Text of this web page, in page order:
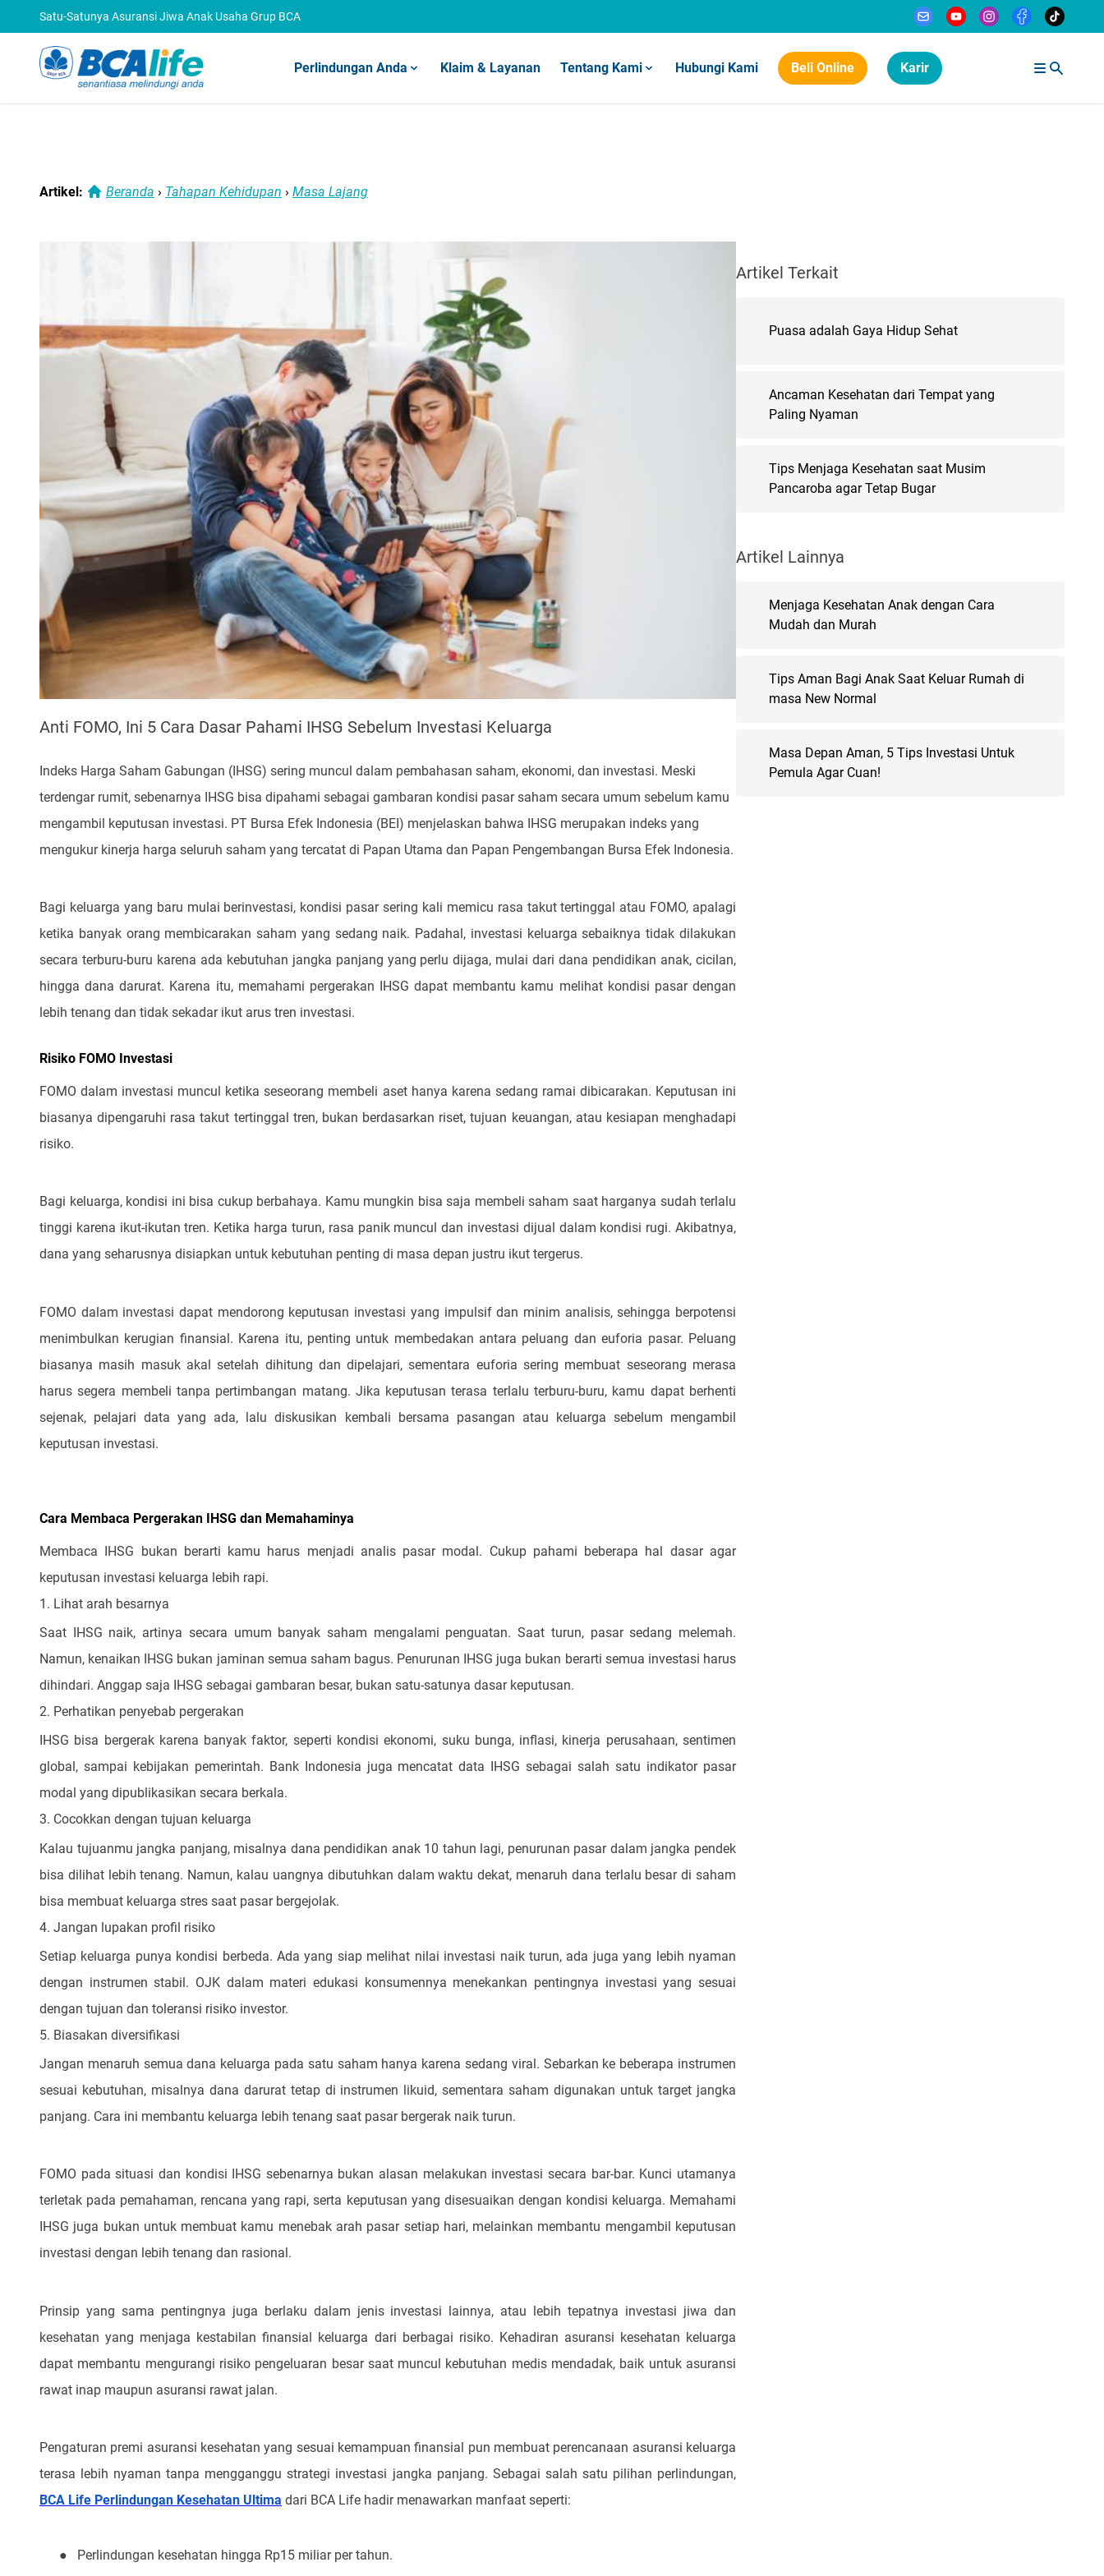
Satu-Satunya Asuransi Jiwa Anak Usaha Grup BCA
Perlindungan Anda Klaim & Layanan Tentang Kami Hubungi Kami Beli Online Karir
Artikel: Beranda › Tahapan Kehidupan › Masa Lajang
Anti FOMO, Ini 5 Cara Dasar Pahami IHSG Sebelum Investasi Keluarga
Indeks Harga Saham Gabungan (IHSG) sering muncul dalam pembahasan saham, ekonomi, dan investasi. Meski
terdengar rumit, sebenarnya IHSG bisa dipahami sebagai gambaran kondisi pasar saham secara umum sebelum kamu
mengambil keputusan investasi. PT Bursa Efek Indonesia (BEI) menjelaskan bahwa IHSG merupakan indeks yang
mengukur kinerja harga seluruh saham yang tercatat di Papan Utama dan Papan Pengembangan Bursa Efek Indonesia.
Bagi keluarga yang baru mulai berinvestasi, kondisi pasar sering kali memicu rasa takut tertinggal atau FOMO, apalagi
ketika banyak orang membicarakan saham yang sedang naik. Padahal, investasi keluarga sebaiknya tidak dilakukan
secara terburu-buru karena ada kebutuhan jangka panjang yang perlu dijaga, mulai dari dana pendidikan anak, cicilan,
hingga dana darurat. Karena itu, memahami pergerakan IHSG dapat membantu kamu melihat kondisi pasar dengan
lebih tenang dan tidak sekadar ikut arus tren investasi.
Risiko FOMO Investasi
FOMO dalam investasi muncul ketika seseorang membeli aset hanya karena sedang ramai dibicarakan. Keputusan ini
biasanya dipengaruhi rasa takut tertinggal tren, bukan berdasarkan riset, tujuan keuangan, atau kesiapan menghadapi
risiko.
Bagi keluarga, kondisi ini bisa cukup berbahaya. Kamu mungkin bisa saja membeli saham saat harganya sudah terlalu
tinggi karena ikut-ikutan tren. Ketika harga turun, rasa panik muncul dan investasi dijual dalam kondisi rugi. Akibatnya,
dana yang seharusnya disiapkan untuk kebutuhan penting di masa depan justru ikut tergerus.
FOMO dalam investasi dapat mendorong keputusan investasi yang impulsif dan minim analisis, sehingga berpotensi
menimbulkan kerugian finansial. Karena itu, penting untuk membedakan antara peluang dan euforia pasar. Peluang
biasanya masih masuk akal setelah dihitung dan dipelajari, sementara euforia sering membuat seseorang merasa
harus segera membeli tanpa pertimbangan matang. Jika keputusan terasa terlalu terburu-buru, kamu dapat berhenti
sejenak, pelajari data yang ada, lalu diskusikan kembali bersama pasangan atau keluarga sebelum mengambil
keputusan investasi.
Cara Membaca Pergerakan IHSG dan Memahaminya
Membaca IHSG bukan berarti kamu harus menjadi analis pasar modal. Cukup pahami beberapa hal dasar agar
keputusan investasi keluarga lebih rapi.
1. Lihat arah besarnya
Saat IHSG naik, artinya secara umum banyak saham mengalami penguatan. Saat turun, pasar sedang melemah.
Namun, kenaikan IHSG bukan jaminan semua saham bagus. Penurunan IHSG juga bukan berarti semua investasi harus
dihindari. Anggap saja IHSG sebagai gambaran besar, bukan satu-satunya dasar keputusan.
2. Perhatikan penyebab pergerakan
IHSG bisa bergerak karena banyak faktor, seperti kondisi ekonomi, suku bunga, inflasi, kinerja perusahaan, sentimen
global, sampai kebijakan pemerintah. Bank Indonesia juga mencatat data IHSG sebagai salah satu indikator pasar
modal yang dipublikasikan secara berkala.
3. Cocokkan dengan tujuan keluarga
Kalau tujuanmu jangka panjang, misalnya dana pendidikan anak 10 tahun lagi, penurunan pasar dalam jangka pendek
bisa dilihat lebih tenang. Namun, kalau uangnya dibutuhkan dalam waktu dekat, menaruh dana terlalu besar di saham
bisa membuat keluarga stres saat pasar bergejolak.
4. Jangan lupakan profil risiko
Setiap keluarga punya kondisi berbeda. Ada yang siap melihat nilai investasi naik turun, ada juga yang lebih nyaman
dengan instrumen stabil. OJK dalam materi edukasi konsumennya menekankan pentingnya investasi yang sesuai
dengan tujuan dan toleransi risiko investor.
5. Biasakan diversifikasi
Jangan menaruh semua dana keluarga pada satu saham hanya karena sedang viral. Sebarkan ke beberapa instrumen
sesuai kebutuhan, misalnya dana darurat tetap di instrumen likuid, sementara saham digunakan untuk target jangka
panjang. Cara ini membantu keluarga lebih tenang saat pasar bergerak naik turun.
FOMO pada situasi dan kondisi IHSG sebenarnya bukan alasan melakukan investasi secara bar-bar. Kunci utamanya
terletak pada pemahaman, rencana yang rapi, serta keputusan yang disesuaikan dengan kondisi keluarga. Memahami
IHSG juga bukan untuk membuat kamu menebak arah pasar setiap hari, melainkan membantu mengambil keputusan
investasi dengan lebih tenang dan rasional.
Prinsip yang sama pentingnya juga berlaku dalam jenis investasi lainnya, atau lebih tepatnya investasi jiwa dan
kesehatan yang menjaga kestabilan finansial keluarga dari berbagai risiko. Kehadiran asuransi kesehatan keluarga
dapat membantu mengurangi risiko pengeluaran besar saat muncul kebutuhan medis mendadak, baik untuk asuransi
rawat inap maupun asuransi rawat jalan.
Pengaturan premi asuransi kesehatan yang sesuai kemampuan finansial pun membuat perencanaan asuransi keluarga
terasa lebih nyaman tanpa mengganggu strategi investasi jangka panjang. Sebagai salah satu pilihan perlindungan,
BCA Life Perlindungan Kesehatan Ultima dari BCA Life hadir menawarkan manfaat seperti:
●
Perlindungan kesehatan hingga Rp15 miliar per tahun.
Artikel Terkait
Puasa adalah Gaya Hidup Sehat
Ancaman Kesehatan dari Tempat yang
Paling Nyaman
Tips Menjaga Kesehatan saat Musim
Pancaroba agar Tetap Bugar
Artikel Lainnya
Menjaga Kesehatan Anak dengan Cara
Mudah dan Murah
Tips Aman Bagi Anak Saat Keluar Rumah di
masa New Normal
Masa Depan Aman, 5 Tips Investasi Untuk
Pemula Agar Cuan!